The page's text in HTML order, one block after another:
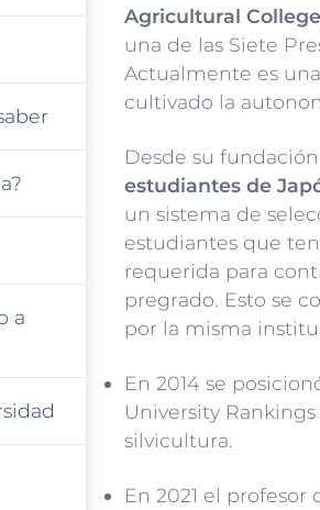
a
Agricultural College
una de las Siete
Actualmente es
cultivado la
Desde su fundación
estudiantes de
un sistema de
estudiantes que
requerida para
pregrado. Esto se
por la misma
En 2014 se
University
silvicultura.
En 2021 el